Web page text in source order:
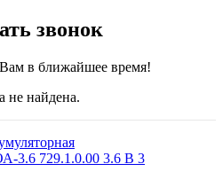
звонок
в ближайшее время!
не найдена.